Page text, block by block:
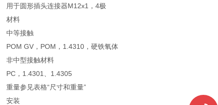
用于圆形插头连接器M12x1，4极
材料
中等接触
POM GV，POM，1.4310，硬铁氧体
非中型接触材料
PC，1.4301、1.4305
重量参见表格“尺寸和重量”
安装